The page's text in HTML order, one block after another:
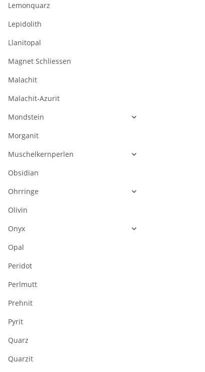
Lemonquarz
Lepidolith
Llanitopal
Magnet Schliessen
Malachit
Malachit-Azurit
Mondstein
Morganit
Muschelkernperlen
Obsidian
Ohrringe
Olivin
Onyx
Opal
Peridot
Perlmutt
Prehnit
Pyrit
Quarz
Quarzit